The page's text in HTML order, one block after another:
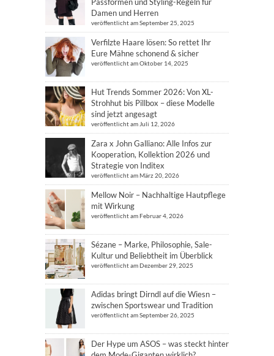
Damen und Herren
veröffentlicht am September 25, 2025
Verfilzte Haare lösen: So rettet Ihr
Eure Mähne schonend & sicher
veröffentlicht am Oktober 14, 2025
Hut Trends Sommer 2026: Von XL-
Strohhut bis Pillbox – diese Modelle
sind jetzt angesagt
veröffentlicht am Juli 12, 2026
Zara x John Galliano: Alle Infos zur
Kooperation, Kollektion 2026 und
Strategie von Inditex
veröffentlicht am März 20, 2026
Mellow Noir – Nachhaltige Hautpflege
mit Wirkung
veröffentlicht am Februar 4, 2026
Sézane – Marke, Philosophie, Sale-
Kultur und Beliebtheit im Überblick
veröffentlicht am Dezember 29, 2025
Adidas bringt Dirndl auf die Wiesn –
zwischen Sportswear und Tradition
veröffentlicht am September 26, 2025
Der Hype um ASOS – was steckt hinter